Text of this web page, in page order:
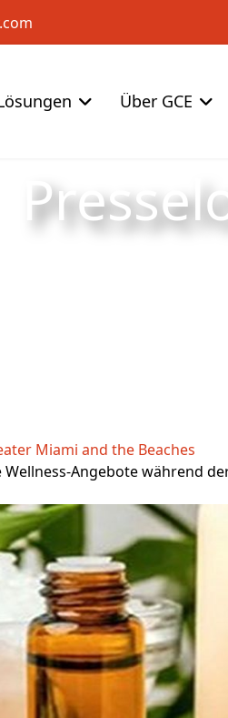
Über GCE
Miami and the Beaches
Angebote während